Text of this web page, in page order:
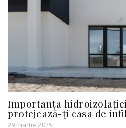
Importanța
protejează-ți casa de
29 martie 2025